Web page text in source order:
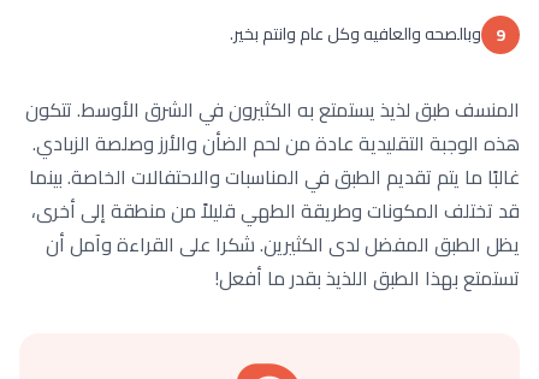
9 وبالصحه والعافيه وكل عام وانتم بخير.
المنسف طبق لذيذ يستمتع به الكثيرون في الشرق الأوسط. تتكون
هذه الوجبة التقليدية عادة من لحم الضأن والأرز وصلصة الزبادي.
غالبًا ما يتم تقديم الطبق في المناسبات والاحتفالات الخاصة. بينما
قد تختلف المكونات وطريقة الطهي قليلاً من منطقة إلى أخرى،
يظل الطبق المفضل لدى الكثيرين. شكرا على القراءة وآمل أن
تستمتع بهذا الطبق اللذيذ بقدر ما أفعل!